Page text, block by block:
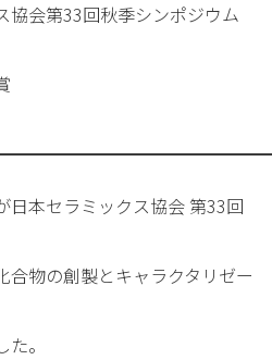
第33回秋季シンポジウム
日本セラミックス協会 第33回
合物の創製とキャラクタリゼー
。